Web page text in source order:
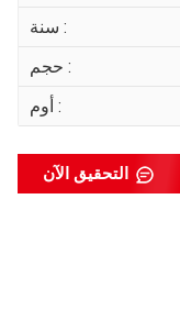
سنة :
حجم :
أوم :
التحقيق الآن